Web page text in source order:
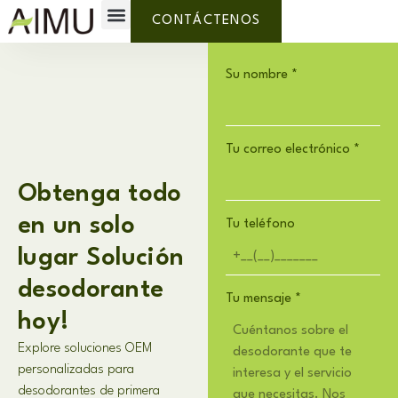
CONTÁCTENOS
Obtenga todo
en un solo
lugar Solución
desodorante
hoy!
Explore soluciones OEM
personalizadas para
desodorantes de primera
Su nombre *
Tu correo electrónico *
Tu teléfono
Tu mensaje *